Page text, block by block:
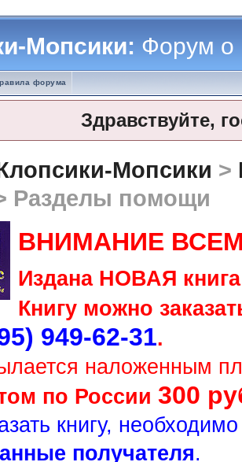
Мопсики:Форум о
форума
Здравствуйте,
Мопсики >
Разделы помощи
ВНИМАНИЕ
Издана НОВАЯ
Книгу можно
949-62-31.
наложенным
по России 300
книгу,
получателя.